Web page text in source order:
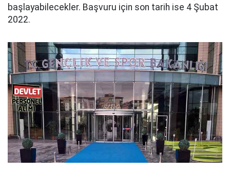
başlayabilecekler. Başvuru için son tarih ise 4 Şubat
2022.